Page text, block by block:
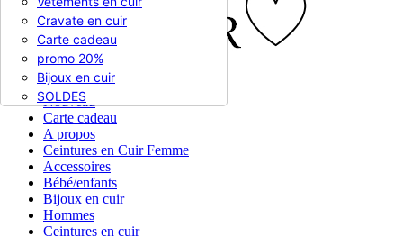
  En stock
Cravate en cuir
Carte cadeau
promo 20%
Bijoux en cuir
SOLDES
Nouveau
Carte cadeau
A propos
Ceintures en Cuir Femme
Accessoires
Bébé/enfants
Bijoux en cuir
Hommes
Ceintures en cuir